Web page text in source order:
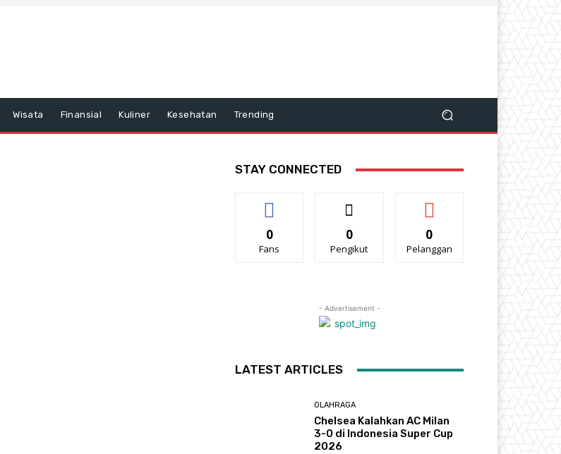
Wisata Finansial Kuliner Kesehatan Trending
STAY CONNECTED
0
Fans
0
Pengikut
0
Pelanggan
- Advertisement -
LATEST ARTICLES
OLAHRAGA
Chelsea Kalahkan AC Milan
3-0 di Indonesia Super Cup
2026